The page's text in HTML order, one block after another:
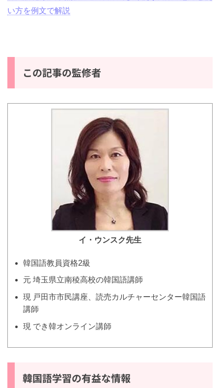
い方を例文で解説
この記事の監修者
イ・ウンスク先生
韓国語教員資格2級
元 埼玉県立南稜高校の韓国語講師
現 戸田市市民講座、読売カルチャーセンター韓国語
講師
現 でき韓オンライン講師
韓国語学習の有益な情報